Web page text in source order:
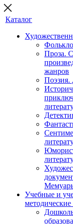
Каталог
Проза.
жанров
Поэзия.
Учебные и
методические